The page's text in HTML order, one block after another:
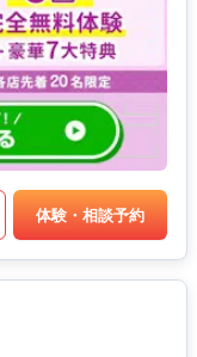
体験・相談予約